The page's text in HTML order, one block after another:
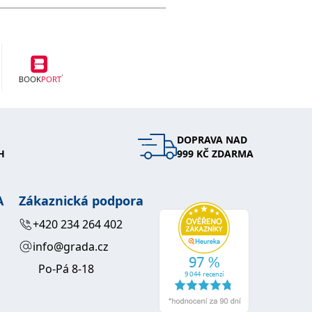
DOPRAVA NAD
999 KČ ZDARMA
Zákaznická podpora
+420 234 264 402
info@grada.cz
Po-Pá 8-18